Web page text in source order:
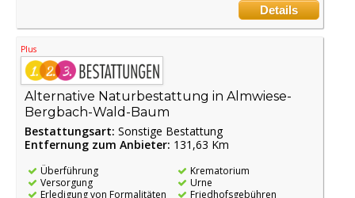
Details
Plus
Alternative Naturbestattung in Almwiese-
Bergbach-Wald-Baum
Bestattungsart: Sonstige Bestattung
Entfernung zum Anbieter: 131,63 Km
Überführung
Versorgung
Erledigung von Formalitäten
Krematorium
Urne
Friedhofsgebühren